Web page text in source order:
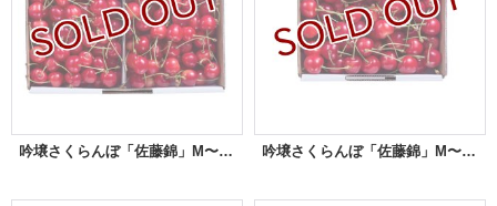
吟壌さくらんぼ「佐藤錦」M〜LL玉 1ｋgバラ詰め 吟壌さくらんぼ「佐藤錦」M〜LL玉 500gバラ詰め